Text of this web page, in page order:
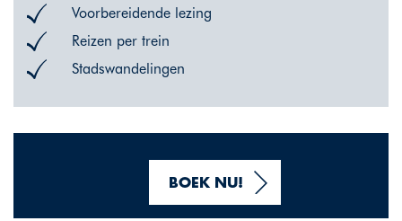
Voorbereidende lezing
Reizen per trein
Stadswandelingen
BOEK NU!